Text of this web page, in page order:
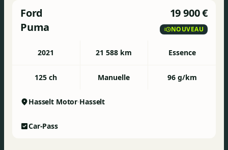
Ford
Puma
19 900 €
NOUVEAU
2021 21 588 km Essence
125 ch Manuelle 96 g/km
Hasselt Motor Hasselt
Car-Pass